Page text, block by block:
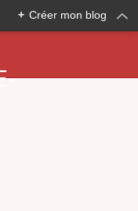
+ Créer mon blog